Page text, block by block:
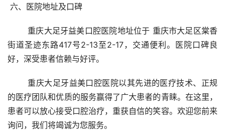
六、医院地址及口碑
街道圣迹东路417号2-13至2-17，交通便利。医院口碑良
好，深受患者信赖与好评。
的医疗团队和优质的服务赢得了广大患者的青睐。在这里，
患者可以放心接受口腔治疗，重获自信的笑容。欢迎您前来
询问，我们将竭诚为您服务。